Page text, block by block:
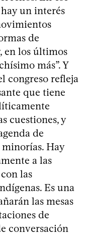
un interés
de
en los últimos
más”. Y
congreso refleja
que tiene
cuestiones, y
de
minorías. Hay
a las
las
Es una
las mesas
de
conversación